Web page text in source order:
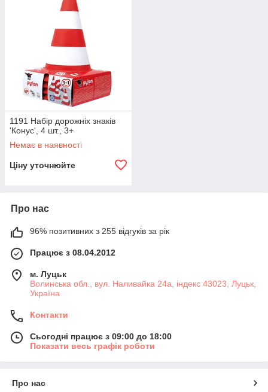
1191 Набір дорожніх знаків
'Конус', 4 шт., 3+
Немає в наявності
Ціну уточнюйте
Про нас
96% позитивних з 255 відгуків за рік
Працює з 08.04.2012
м. Луцьк
Волинська обл., вул. Наливайка 24а, індекс 43023, Луцьк,
Україна
Контакти
Сьогодні працює з 09:00 до 18:00
Показати весь графік роботи
Про нас